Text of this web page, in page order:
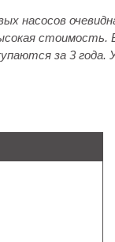
насосов
стоимость.
за 3 года.